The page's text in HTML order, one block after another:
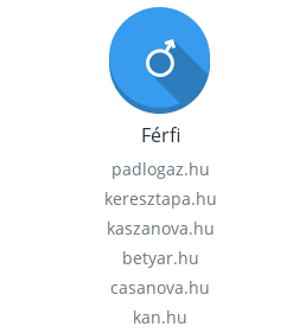
Férfi
padlogaz.hu
keresztapa.hu
kaszanova.hu
betyar.hu
casanova.hu
kan.hu